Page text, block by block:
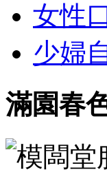
女性
少婦
滿園春